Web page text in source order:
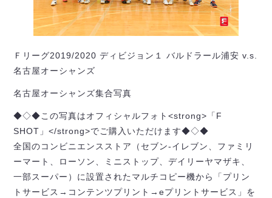
Ｆリーグ2019/2020 ディビジョン１ バルドラール浦安 v.s.
名古屋オーシャンズ
名古屋オーシャンズ集合写真
◆◇◆この写真はオフィシャルフォト<strong>「F
SHOT」</strong>でご購入いただけます◆◇◆
全国のコンビニエンスストア（セブン-イレブン、ファミリ
ーマート、ローソン、ミニストップ、デイリーヤマザキ、
一部スーパー）に設置されたマルチコピー機から「プリン
トサービス→コンテンツプリント→eプリントサービス」を